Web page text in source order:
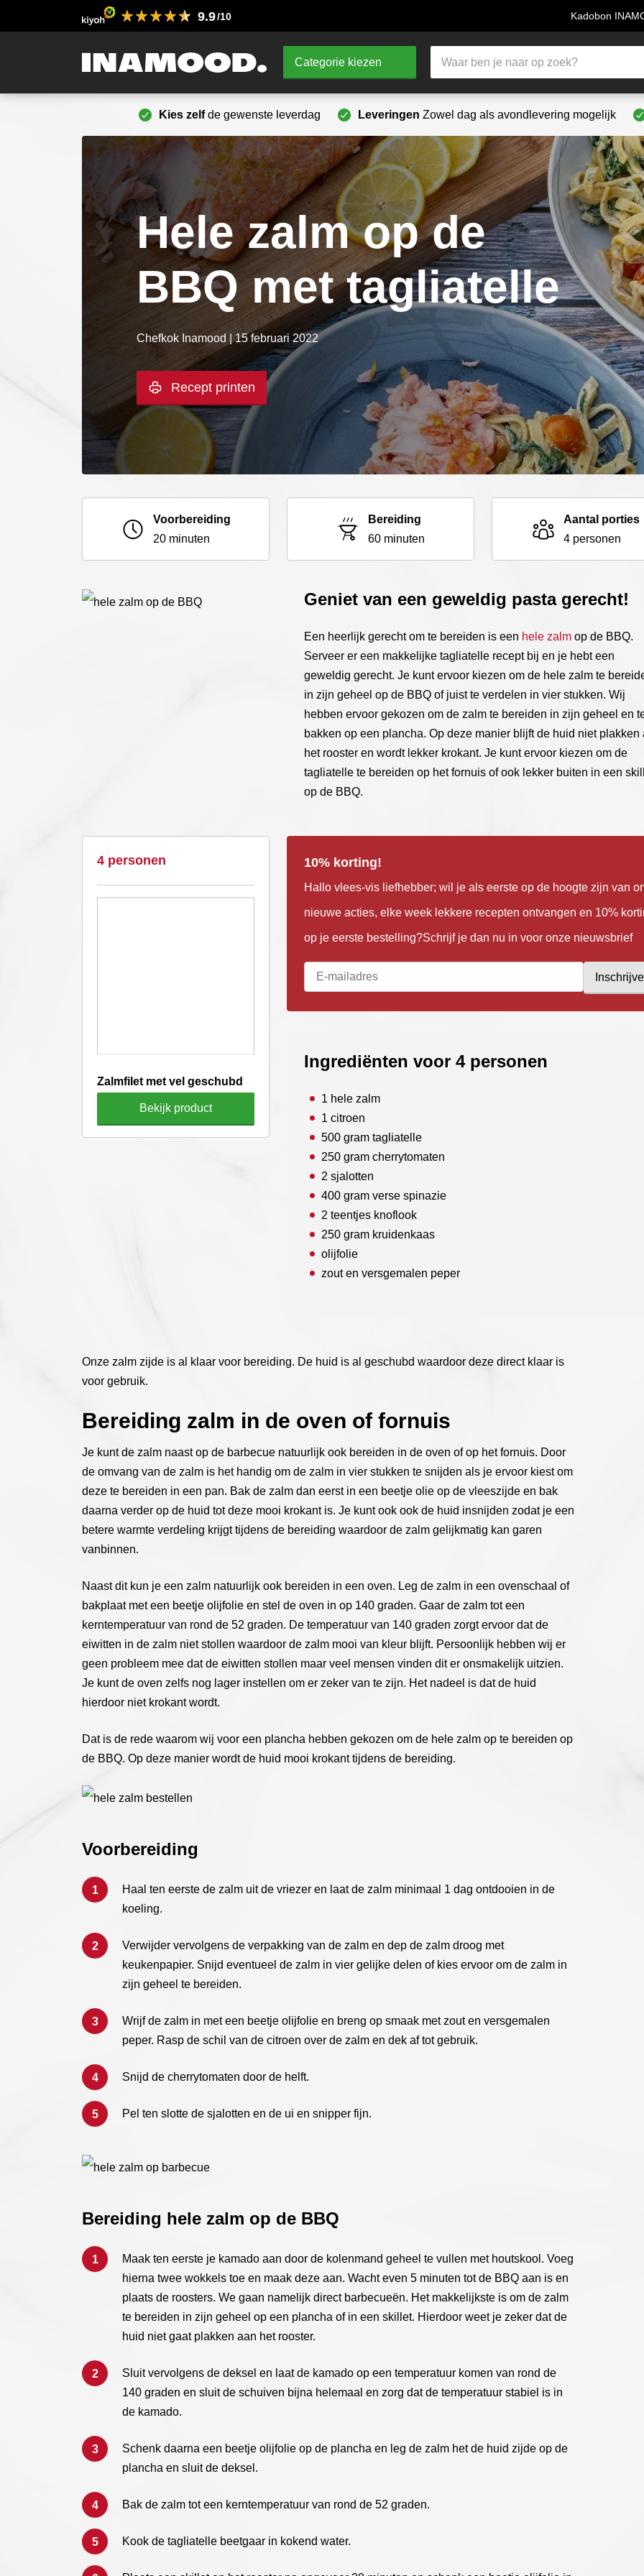
9.9/10 Kadobon
Categorie kiezen
Producten
zoeken
Kies zelfde gewenste leverdag Leveringen Zowel dag als avondlevering mogelijk
Hele zalm op de
BBQ met tagliatelle
Chefkok Inamood | 15 februari 2022
Recept printen
Voorbereiding
20 minuten
Bereiding
60 minuten
Aantal porties
4 personen
Geniet van een geweldig pasta gerecht!
Een heerlijk gerecht om te bereiden is een hele zalmop de BBQ.
Serveer er een makkelijke tagliatelle recept bij en je hebt een
geweldig gerecht. Je kunt ervoor kiezen om de hele zalm te
in zijn geheel op de BBQ of juist te verdelen in vier stukken. Wij
hebben ervoor gekozen om de zalm te bereiden in zijn geheel en
bakken op een plancha. Op deze manier blijft de huid niet plakken
het rooster en wordt lekker krokant. Je kunt ervoor kiezen om de
tagliatelle te bereiden op het fornuis of ook lekker buiten in een
op de BBQ.
4 personen
Zalmfilet met vel geschubd
Bekijk product
10% korting!
Hallo vlees-vis liefhebber; wil je als eerste op de hoogte zijn van
nieuwe acties, elke week lekkere recepten ontvangen en 10%
op je eerste bestelling?Schrijf je dan nu in voor onze nieuwsbrief
Ingrediënten voor 4 personen
1 hele zalm
1 citroen
500 gram tagliatelle
250 gram cherrytomaten
2 sjalotten
400 gram verse spinazie
2 teentjes knoflook
250 gram kruidenkaas
olijfolie
zout en versgemalen peper
Onze zalm zijde is al klaar voor bereiding. De huid is al geschubd waardoor deze direct klaar is
voor gebruik.
Bereiding zalm in de oven of fornuis
Je kunt de zalm naast op de barbecue natuurlijk ook bereiden in de oven of op het fornuis. Door
de omvang van de zalm is het handig om de zalm in vier stukken te snijden als je ervoor kiest om
deze te bereiden in een pan. Bak de zalm dan eerst in een beetje olie op de vleeszijde en bak
daarna verder op de huid tot deze mooi krokant is. Je kunt ook ook de huid insnijden zodat je een
betere warmte verdeling krijgt tijdens de bereiding waardoor de zalm gelijkmatig kan garen
vanbinnen.
Naast dit kun je een zalm natuurlijk ook bereiden in een oven. Leg de zalm in een ovenschaal of
bakplaat met een beetje olijfolie en stel de oven in op 140 graden. Gaar de zalm tot een
kerntemperatuur van rond de 52 graden. De temperatuur van 140 graden zorgt ervoor dat de
eiwitten in de zalm niet stollen waardoor de zalm mooi van kleur blijft. Persoonlijk hebben wij er
geen probleem mee dat de eiwitten stollen maar veel mensen vinden dit er onsmakelijk uitzien.
Je kunt de oven zelfs nog lager instellen om er zeker van te zijn. Het nadeel is dat de huid
hierdoor niet krokant wordt.
Dat is de rede waarom wij voor een plancha hebben gekozen om de hele zalm op te bereiden op
de BBQ. Op deze manier wordt de huid mooi krokant tijdens de bereiding.
Voorbereiding
Haal ten eerste de zalm uit de vriezer en laat de zalm minimaal 1 dag ontdooien in de
koeling.
Verwijder vervolgens de verpakking van de zalm en dep de zalm droog met
keukenpapier. Snijd eventueel de zalm in vier gelijke delen of kies ervoor om de zalm in
zijn geheel te bereiden.
Wrijf de zalm in met een beetje olijfolie en breng op smaak met zout en versgemalen
peper. Rasp de schil van de citroen over de zalm en dek af tot gebruik.
Snijd de cherrytomaten door de helft.
Pel ten slotte de sjalotten en de ui en snipper fijn.
Bereiding hele zalm op de BBQ
Maak ten eerste je kamado aan door de kolenmand geheel te vullen met houtskool. Voeg
hierna twee wokkels toe en maak deze aan. Wacht even 5 minuten tot de BBQ aan is en
plaats de roosters. We gaan namelijk direct barbecueën. Het makkelijkste is om de zalm
te bereiden in zijn geheel op een plancha of in een skillet. Hierdoor weet je zeker dat de
huid niet gaat plakken aan het rooster.
Sluit vervolgens de deksel en laat de kamado op een temperatuur komen van rond de
140 graden en sluit de schuiven bijna helemaal en zorg dat de temperatuur stabiel is in
de kamado.
Schenk daarna een beetje olijfolie op de plancha en leg de zalm het de huid zijde op de
plancha en sluit de deksel.
Bak de zalm tot een kerntemperatuur van rond de 52 graden.
Kook de tagliatelle beetgaar in kokend water.